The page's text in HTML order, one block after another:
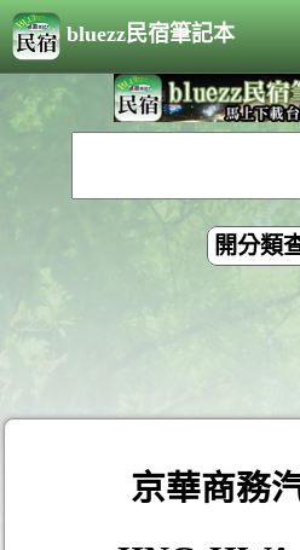
bluezz民宿筆記本
開分類
京華商務